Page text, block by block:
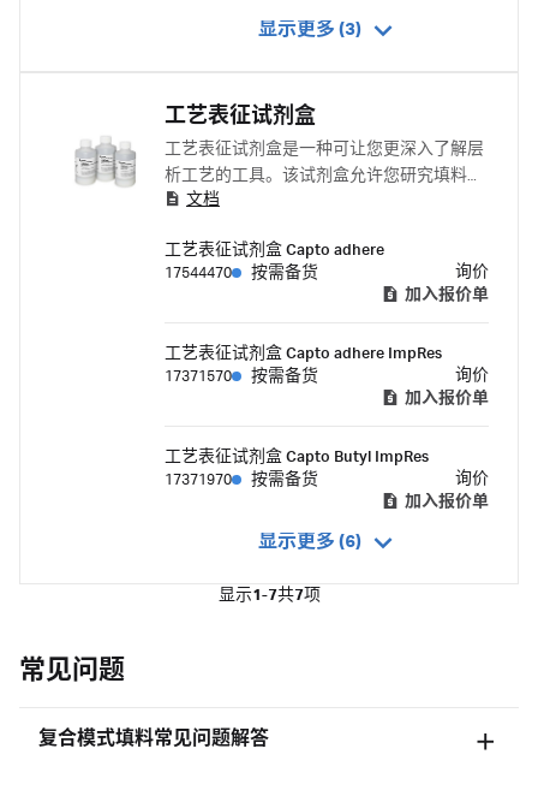
显示更多 (3)
工艺表征试剂盒
工艺表征试剂盒是一种可让您更深入了解层
析工艺的工具。该试剂盒允许您研究填料配
基密度可能对工艺结果产生的潜在影响。
文档
工艺表征试剂盒 Capto adhere
17544470
按需备货
询价
加入报价单
工艺表征试剂盒 Capto adhere ImpRes
17371570
按需备货
询价
加入报价单
工艺表征试剂盒 Capto Butyl ImpRes
17371970
按需备货
询价
加入报价单
显示更多 (6)
显示1-7共7项
常见问题
复合模式填料常见问题解答